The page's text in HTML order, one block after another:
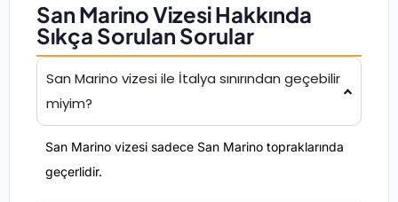
San Marino Vizesi Hakkında
Sıkça Sorulan Sorular
San Marino vizesi ile İtalya sınırından geçebilir
miyim?
San Marino vizesi sadece San Marino topraklarında
geçerlidir.